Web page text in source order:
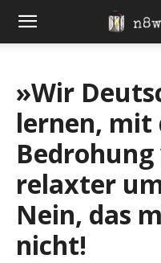
»Wir
lernen, mit
relaxter
Nein, das
nicht!